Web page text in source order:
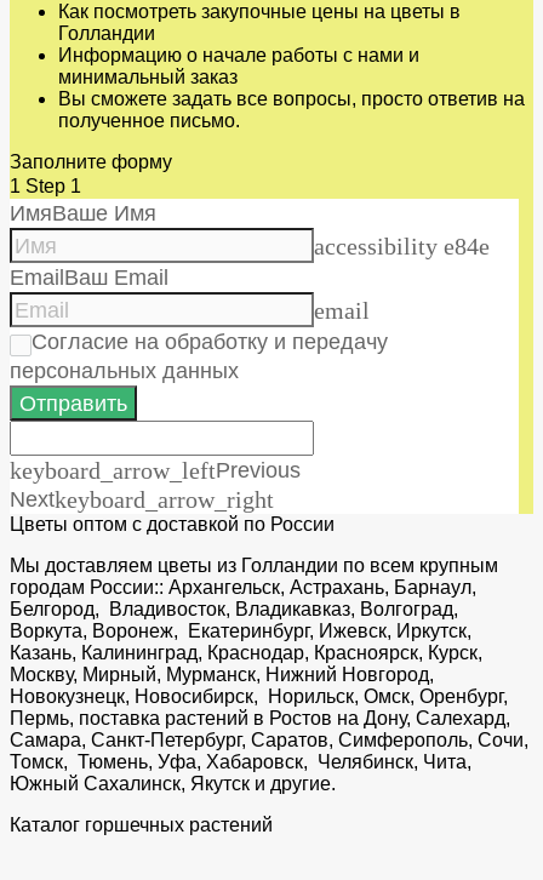
Как посмотреть закупочные цены на цветы в
Голландии
Информацию о начале работы с нами и
минимальный заказ
Вы сможете задать все вопросы, просто ответив на
полученное письмо.
Заполните форму
1 Step 1
ИмяВаше Имя
accessibility e84e
EmailВаш Email
email
Согласие на обработку и передачу
персональных данных
Отправить
keyboard_arrow_leftPrevious
Nextkeyboard_arrow_right
Цветы оптом с доставкой по России
Мы доставляем цветы из Голландии по всем крупным
городам России:: Архангельск, Астрахань, Барнаул,
Белгород, Владивосток, Владикавказ, Волгоград,
Воркута, Воронеж, Екатеринбург, Ижевск, Иркутск,
Казань, Калининград, Краснодар, Красноярск, Курск,
Москву, Мирный, Мурманск, Нижний Новгород,
Новокузнецк, Новосибирск, Норильск, Омск, Оренбург,
Пермь, поставка растений в Ростов на Дону, Салехард,
Самара, Санкт-Петербург, Саратов, Симферополь, Сочи,
Томск, Тюмень, Уфа, Хабаровск, Челябинск, Чита,
Южный Сахалинск, Якутск и другие.
Каталог горшечных растений